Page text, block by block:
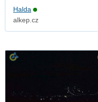
Halda
alkep.cz